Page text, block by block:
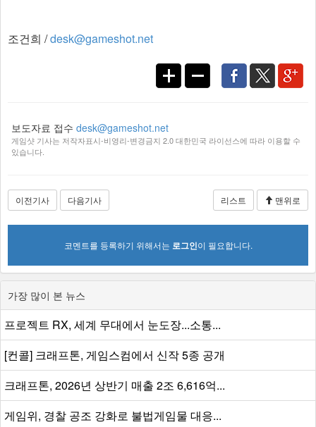
조건희 /desk@gameshot.net
보도자료 접수 desk@gameshot.net
게임샷 기사는 저작자표시-비영리-변경금지 2.0 대한민국 라이선스에 따라 이용할 수
있습니다.
이전기사 다음기사 리스트 맨위로
코멘트를 등록하기 위해서는 로그인이 필요합니다.
가장 많이 본 뉴스
프로젝트 RX, 세계 무대에서 눈도장...소통...
[컨콜] 크래프톤, 게임스컴에서 신작 5종 공개
크래프톤, 2026년 상반기 매출 2조 6,616억...
게임위, 경찰 공조 강화로 불법게임물 대응...